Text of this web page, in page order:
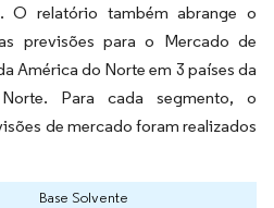
O relatório também abrange o
previsões para o Mercado de
América do Norte em 3 países da
Para cada segmento, o
de mercado foram realizados
Base Solvente